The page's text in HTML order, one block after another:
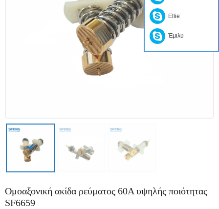
Ομοαξονική ακίδα ρεύματος 60Α υψηλής ποιότητας
SF6659
Ellie
Έμιλυ